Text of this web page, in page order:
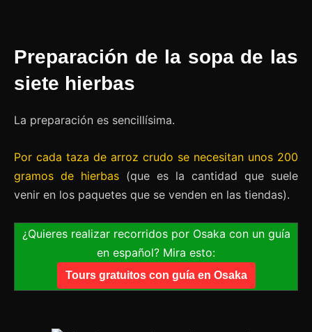
Preparación de la sopa de las
siete hierbas
La preparación es sencillísima.
Por cada taza de arroz crudo se necesitan unos 200
gramos de hierbas (que es la cantidad que suele
venir en los paquetes que se venden en las tiendas).
¿Quieres realizar recorridos por Osaka con un guía
en español? Mira esto:
Tours gratuitos con guía en Osaka